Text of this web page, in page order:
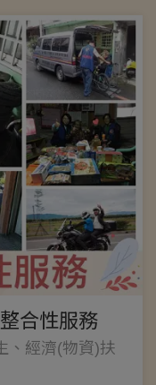
合性服務
、經濟(物資)扶